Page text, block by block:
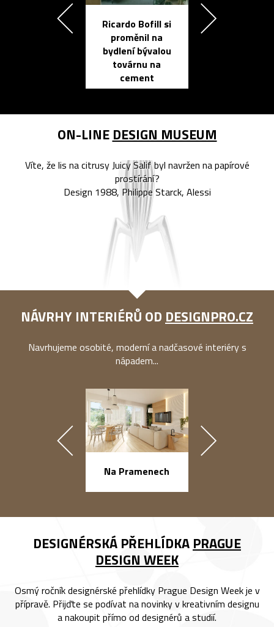
Ricardo Bofill si
proměnil na
bydlení bývalou
továrnu na
cement
ON-LINE DESIGN MUSEUM
Víte, že lis na citrusy Juicy Salif byl navržen na papírové
prostírání?
Design 1988, Philippe Starck, Alessi
NÁVRHY INTERIÉRŮ OD DESIGNPRO.CZ
Navrhujeme osobité, moderní a nadčasové interiéry s
nápadem...
Na Pramenech
DESIGNÉRSKÁ PŘEHLÍDKA PRAGUE
DESIGN WEEK
Osmý ročník designérské přehlídky Prague Design Week je v
přípravě. Přijďte se podívat na novinky v kreativním designu
a nakoupit přímo od designérů a studií.